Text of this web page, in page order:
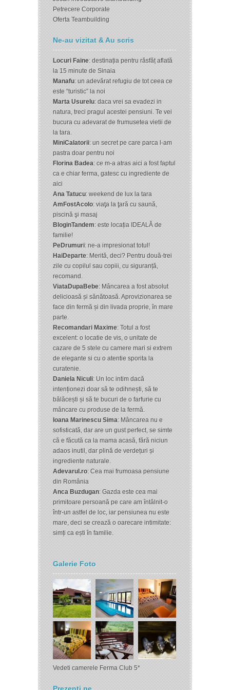
Petrecere Corporate
Oferta Teambuilding
Ne-au vizitat & Au scris
Locuri Faine: destinația pentru răsfăț aflată
la 15 minute de Sinaia
Manafu: un adevărat refugiu de tot ceea ce
este “turistic” la noi
Marta Usurelu: daca vrei sa evadezi in
natura, treci pragul acestei pensiuni. Te vei
bucura cu adevarat de frumusetea vietii de
la tara.
MiniCalatorii: un secret pe care parca l-am
pastra doar pentru noi
Florina Badea: ce m-a atras aici a fost faptul
ca e chiar ferma, gatesc cu ingrediente de
aici
Ana Tatucu: weekend de lux la tara
AmFostAcolo: viaţa la ţară cu saună,
piscină şi masaj
BloginTandem: este locația IDEALĂ de
familie!
PeDrumuri: ne-a impresionat totul!
HaiDeparte: Merită, deci? Pentru două-trei
zile cu copilul sau copiii, cu siguranță,
recomand.
ViataDupaBebe: Mâncarea a fost absolut
delicioasă și sănătoasă. Aprovizionarea se
face din fermă și din livada proprie, în mare
parte.
Recomandari Maxime: Totul a fost
excelent: o locatie de vis, o unitate de
cazare de 5 stele cu camere mari si extrem
de elegante si cu o atentie sporita la
curatenie.
Daniela Niculi: Un loc intim dacă
intenționezi doar să te odihnești, să te
bălăcești și să te bucuri de o farfurie cu
mâncare cu produse de la fermă.
Ioana Marinescu Sima: Mâncarea nu e
sofisticată, dar are un gust perfect, se simte
că e făcută ca la mama acasă, fără niciun
adaos inutil, dar plină de verdețuri și
ingrediente naturale.
Adevarul.ro: Cea mai frumoasa pensiune
din România
Anca Buzdugan: Gazda este cea mai
primitoare persoană pe care am întâlnit-o
într-un astfel de loc, iar pensiunea nu este
mare, deci se crează o oarecare intimitate:
simți ca ești în familie.
Galerie Foto
Vedeti camerele Ferma Club 5*